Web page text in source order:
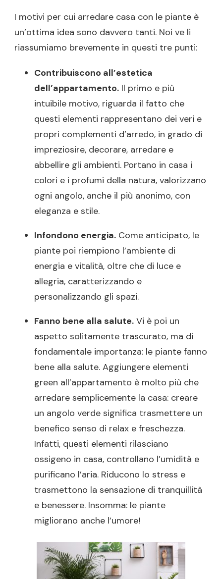
I motivi per cui arredare casa con le piante è
un’ottima idea sono davvero tanti. Noi ve li
riassumiamo brevemente in questi tre punti:
Contribuiscono all’estetica
dell’appartamento. Il primo e più
intuibile motivo, riguarda il fatto che
questi elementi rappresentano dei veri e
propri complementi d’arredo, in grado di
impreziosire, decorare, arredare e
abbellire gli ambienti. Portano in casa i
colori e i profumi della natura, valorizzano
ogni angolo, anche il più anonimo, con
eleganza e stile.
Infondono energia. Come anticipato, le
piante poi riempiono l’ambiente di
energia e vitalità, oltre che di luce e
allegria, caratterizzando e
personalizzando gli spazi.
Fanno bene alla salute. Vi è poi un
aspetto solitamente trascurato, ma di
fondamentale importanza: le piante fanno
bene alla salute. Aggiungere elementi
green all’appartamento è molto più che
arredare semplicemente la casa: creare
un angolo verde significa trasmettere un
benefico senso di relax e freschezza.
Infatti, questi elementi rilasciano
ossigeno in casa, controllano l’umidità e
purificano l’aria. Riducono lo stress e
trasmettono la sensazione di tranquillità
e benessere. Insomma: le piante
migliorano anche l’umore!